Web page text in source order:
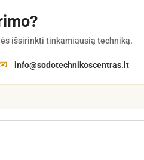
išsirinkti tinkamiausią techniką.
info@sodotechnikoscentras.lt